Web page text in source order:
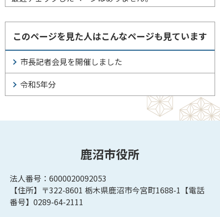
このページを見た人はこんなページも見ています
市長記者会見を開催しました
令和5年分
鹿沼市役所
法人番号：6000020092053
【住所】〒322-8601 栃木県鹿沼市今宮町1688-1【電話
番号】0289-64-2111